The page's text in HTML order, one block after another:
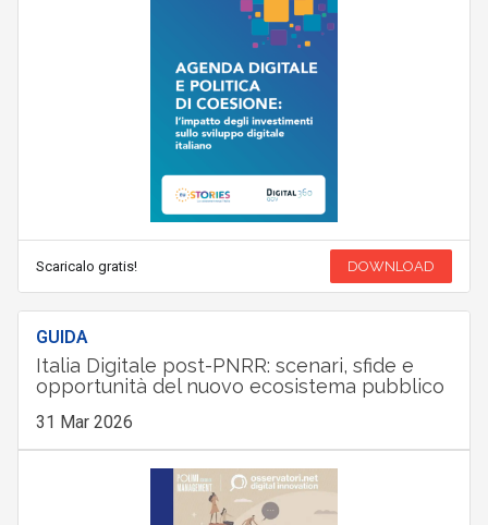
Scaricalo gratis! DOWNLOAD
GUIDA
Italia Digitale post-PNRR: scenari, sfide e
opportunità del nuovo ecosistema pubblico
31 Mar 2026